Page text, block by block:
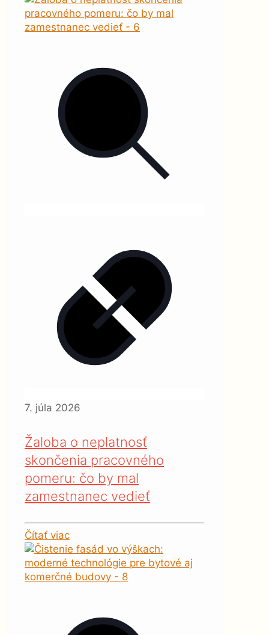
7. júla 2026
Žaloba o neplatnosť
skončenia pracovného
pomeru: čo by mal
zamestnanec vedieť
Čítať viac